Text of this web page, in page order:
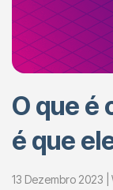
O que é
é que
13 Dezembro 2023 |